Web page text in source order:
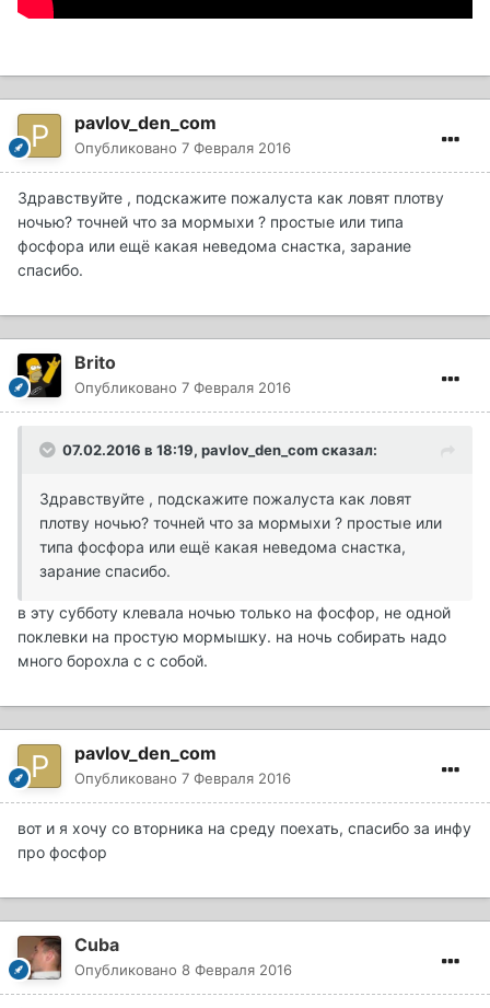
pavlov_den_com
Опубликовано 7 Февраля 2016
Здравствуйте , подскажите пожалуста как ловят плотву
ночью? точней что за мормыхи ? простые или типа
фосфора или ещё какая неведома снастка, зарание
спасибо.
Brito
Опубликовано 7 Февраля 2016
07.02.2016 в 18:19, pavlov_den_com сказал:
Здравствуйте , подскажите пожалуста как ловят
плотву ночью? точней что за мормыхи ? простые или
типа фосфора или ещё какая неведома снастка,
зарание спасибо.
в эту субботу клевала ночью только на фосфор, не одной
поклевки на простую мормышку. на ночь собирать надо
много борохла с с собой.
pavlov_den_com
Опубликовано 7 Февраля 2016
вот и я хочу со вторника на среду поехать, спасибо за инфу
про фосфор
Cuba
Опубликовано 8 Февраля 2016